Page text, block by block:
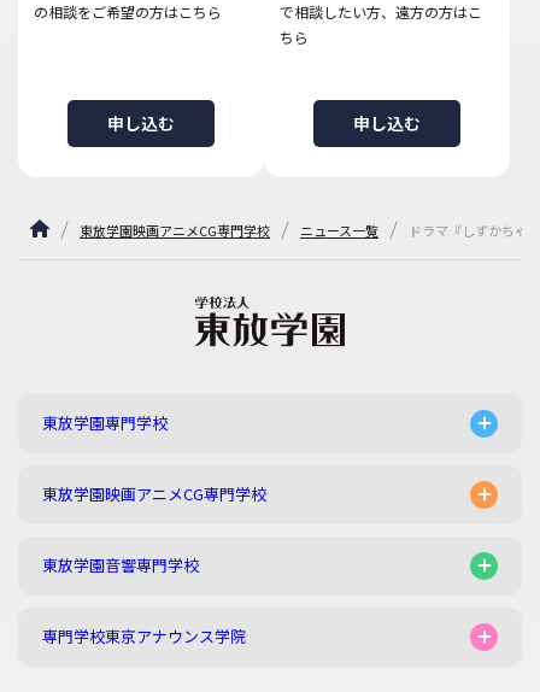
の相談をご希望の方はこちら
申し込む
で相談したい方、遠方の方はこ
ちら
申し込む
東放学園映画アニメCG専門学校 ニュース一覧 ドラマ『しずかちゃ
東放学園専門学校
東放学園映画アニメCG専門学校
東放学園音響専門学校
専門学校東京アナウンス学院